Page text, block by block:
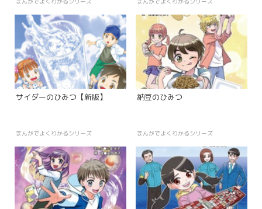
サイダーのひみつ【新版】
まんがでよくわかるシリーズ
納豆のひみつ
まんがでよくわかるシリーズ